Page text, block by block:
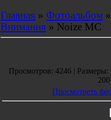
Главная » Фотоальбом
Внимания » Noize MC
Просмотров: 4246 |
Просмотреть